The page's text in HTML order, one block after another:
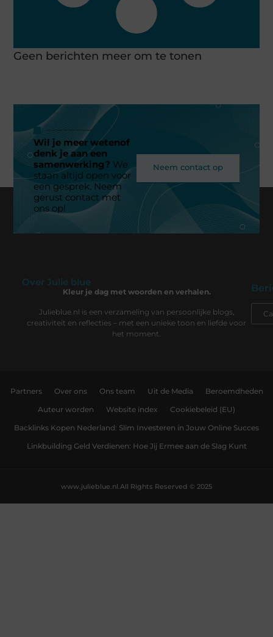
Geen berichten meer om te tonen
Wil je meer wetenof
denk je aan een
samenwerking? We
staan altijd open voor
een gesprek. Neem
gerust contact met
ons op!
Neem contact op
Over Julie blue
Kleur je dag met woorden en verhalen.
Julieblue.nl is een verzameling van persoonlijke blogs,
creativiteit en reflecties – met een unieke toon en liefde voor
het moment.
Partners Over ons Ons team Uit de Media Beroemdheden
Auteur worden Website index Cookiebeleid (EU)
Backlinks Kopen Nederland: Slim Investeren in Jouw Online Succes
Linkbuilding Geld Verdienen: Hoe Jij Ermee aan de Slag Kunt
All Rights Reserved © 2025
www.julieblue.nl.